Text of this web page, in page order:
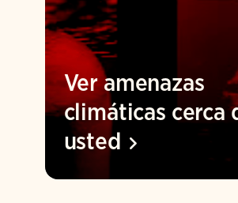
Ver amenazas
climáticas cerca
usted